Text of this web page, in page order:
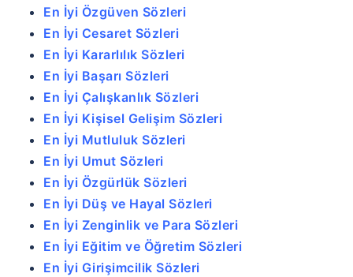
En İyi Özgüven Sözleri
En İyi Cesaret Sözleri
En İyi Kararlılık Sözleri
En İyi Başarı Sözleri
En İyi Çalışkanlık Sözleri
En İyi Kişisel Gelişim Sözleri
En İyi Mutluluk Sözleri
En İyi Umut Sözleri
En İyi Özgürlük Sözleri
En İyi Düş ve Hayal Sözleri
En İyi Zenginlik ve Para Sözleri
En İyi Eğitim ve Öğretim Sözleri
En İyi Girişimcilik Sözleri